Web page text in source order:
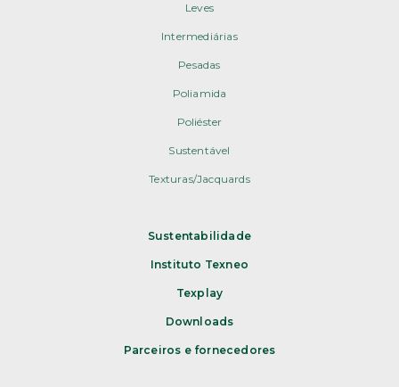
Leves
Intermediárias
Pesadas
Poliamida
Poliéster
Sustentável
Texturas/Jacquards
Sustentabilidade
Instituto Texneo
Texplay
Downloads
Parceiros e fornecedores